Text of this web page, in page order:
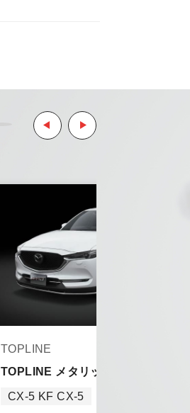
TOPLINE
TOPLINE メタリップ for KF CX-5
CX-5 KF CX-5